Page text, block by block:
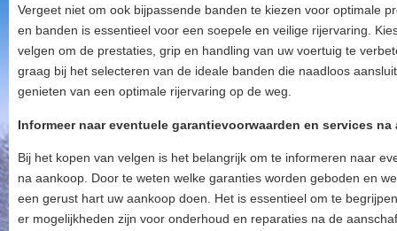
Vergeet niet om ook bijpassende banden te kiezen voor optimale
en banden is essentieel voor een soepele en veilige rijervaring.
velgen om de prestaties, grip en handling van uw voertuig te
graag bij het selecteren van de ideale banden die naadloos
genieten van een optimale rijervaring op de weg.
Informeer naar eventuele garantievoorwaarden en services na
Bij het kopen van velgen is het belangrijk om te informeren naar
na aankoop. Door te weten welke garanties worden geboden en
een gerust hart uw aankoop doen. Het is essentieel om te
er mogelijkheden zijn voor onderhoud en reparaties na de